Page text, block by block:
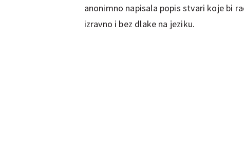
anonimno napisala popis stvari koje bi
izravno i bez dlake na jeziku.